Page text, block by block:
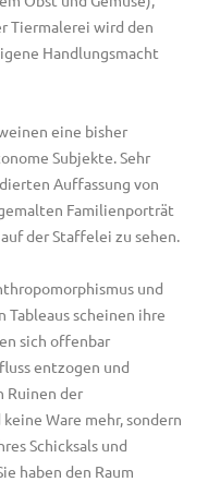
Tiermalerei wird den
Handlungsmacht
eine bisher
Subjekte. Sehr
Auffassung von
Familienporträt
der Staffelei zu sehen.
und
Tableaus scheinen ihre
sich offenbar
entzogen und
Ruinen der
Ware mehr, sondern
Schicksals und
haben den Raum